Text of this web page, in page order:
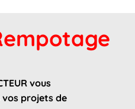
vous
projets de